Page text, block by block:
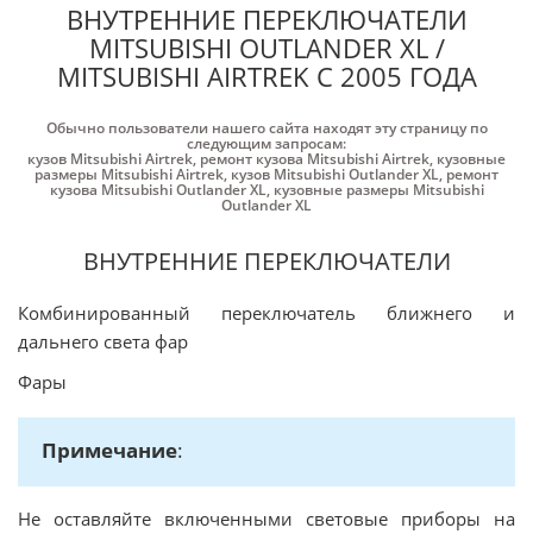
ВНУТРЕННИЕ ПЕРЕКЛЮЧАТЕЛИ
MITSUBISHI OUTLANDER XL /
MITSUBISHI AIRTREK С 2005 ГОДА
Обычно пользователи нашего сайта находят эту страницу по
следующим запросам:
кузов Mitsubishi Airtrek, ремонт кузова Mitsubishi Airtrek, кузовные
размеры Mitsubishi Airtrek, кузов Mitsubishi Outlander XL,ремонт
кузова Mitsubishi Outlander XL, кузовные размеры Mitsubishi
Outlander XL
ВНУТРЕННИЕ ПЕРЕКЛЮЧАТЕЛИ
Комбинированный переключатель ближнего и
дальнего света фар
Фары
Примечание:
Не оставляйте включенными световые приборы на